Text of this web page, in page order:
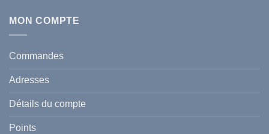
comment
et
celle
de
votre
famille
durant
l’été
2026
?
Écran
Solaire
Tunisie
Guide
Traiter
Prévenir
MON COMPTE
Commandes
Adresses
Détails du compte
Points